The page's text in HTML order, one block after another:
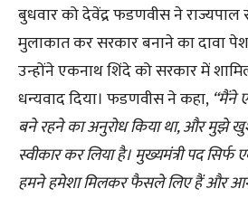
बुधवार को देवेंद्र फडणवीस ने राज्यपाल
मुलाकात कर सरकार बनाने का दावा
उन्होंने एकनाथ शिंदे को सरकार में
धन्यवाद दिया। फडणवीस ने कहा, “मैंने
बने रहने का अनुरोध किया था, और मुझे
स्वीकार कर लिया है। मुख्यमंत्री पद
हमने हमेशा मिलकर फैसले लिए हैं और